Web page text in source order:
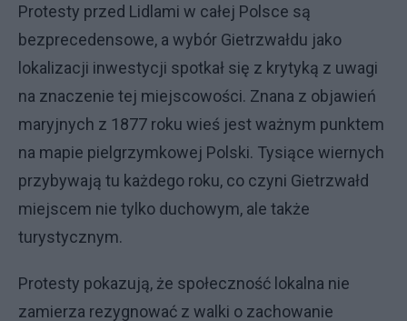
Protesty przed Lidlami w całej Polsce są
bezprecedensowe, a wybór Gietrzwałdu jako
lokalizacji inwestycji spotkał się z krytyką z uwagi
na znaczenie tej miejscowości. Znana z objawień
maryjnych z 1877 roku wieś jest ważnym punktem
na mapie pielgrzymkowej Polski. Tysiące wiernych
przybywają tu każdego roku, co czyni Gietrzwałd
miejscem nie tylko duchowym, ale także
turystycznym.
Protesty pokazują, że społeczność lokalna nie
zamierza rezygnować z walki o zachowanie